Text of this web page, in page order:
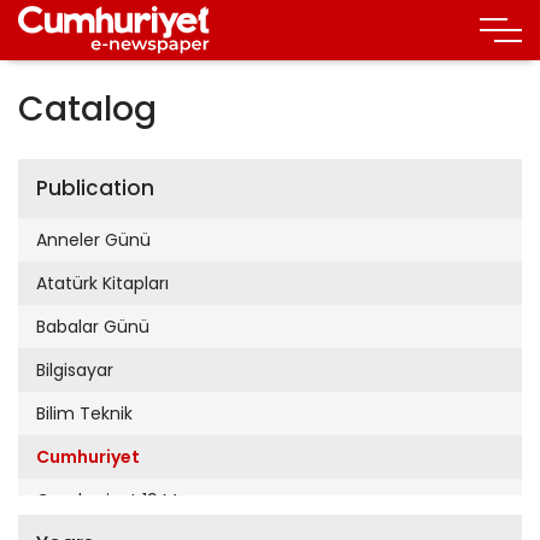
Catalog
Publication
Anneler Günü
Atatürk Kitapları
Babalar Günü
Bilgisayar
Bilim Teknik
Cumhuriyet
Cumhuriyet 19 Mayıs